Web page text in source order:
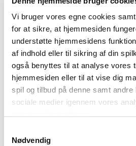
Vi bruger vores egne cookies
for at sikre, at hjemmesiden
understøtte hjemmesidens
af indhold eller til sikring af din
også benyttes til at analyse vores
hjemmesiden eller til at vise dig
spil og tilbud på denne samt andre
sociale medier igennem vores
Du kan læse mere om vores brug
Nødvendig